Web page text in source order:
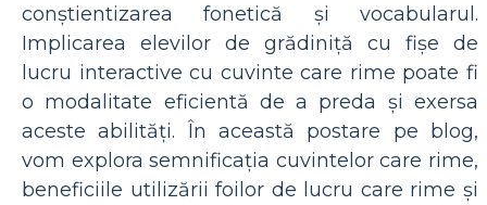
conștientizarea fonetică și vocabularul.
Implicarea elevilor de grădiniță cu fișe de
lucru interactive cu cuvinte care rime poate fi
o modalitate eficientă de a preda și exersa
aceste abilități. În această postare pe blog,
vom explora semnificația cuvintelor care rime,
beneficiile utilizării foilor de lucru care rime și